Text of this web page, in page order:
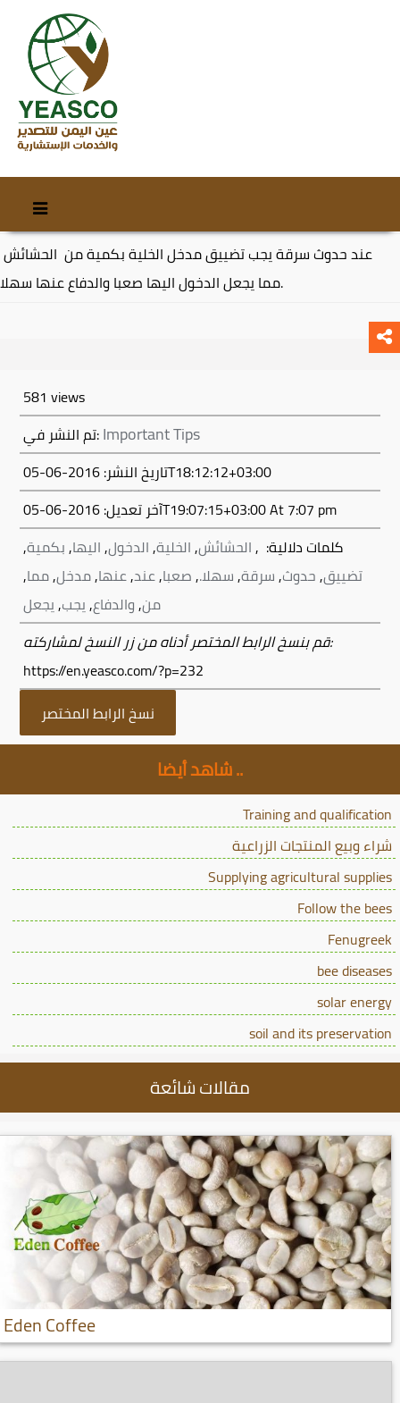
content
secondary
content
مما يجعل الدخول اليها صعبا والدفاع عنها سهلا.
581 views
تم النشر في:Important Tips
تاريخ النشر: 2016-06-05T18:12:12+03:00
آخر تعديل:2016-06-05T19:07:15+03:00At 7:07 pm
كلمات دلالية: ,الحشائش,الخلية,الدخول,اليها,بكمية,
تضييق,حدوث,سرقة,سهلا.,صعبا,عند,عنها,مدخل,مما,
من,والدفاع,يجب,يجعل
قم بنسخ الرابط المختصر أدناه من زر النسخ لمشاركته:
https://en.yeasco.com/?p=232
نسخ الرابط المختصر
شاهد أيضا ..
Training and qualification
شراء وبيع المنتجات الزراعية
Supplying agricultural supplies
Follow the bees
Fenugreek
bee diseases
solar energy
soil and its preservation
مقالات شائعة
Eden Coffee